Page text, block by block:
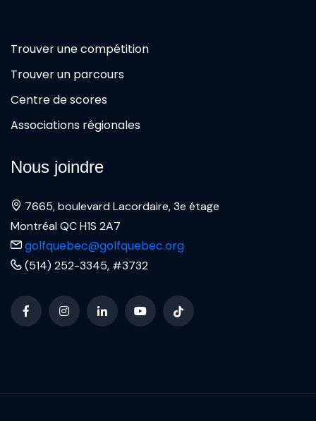
Trouver une compétition
Trouver un parcours
Centre de scores
Associations régionales
Nous joindre
7665, boulevard Lacordaire, 3e étage
Montréal QC H1S 2A7
golfquebec@golfquebec.org
(514) 252-3345, #3732